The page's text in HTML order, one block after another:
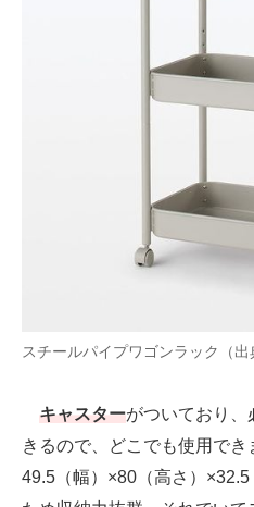
スチールパイプワゴンラック（出
キャスターがついており、
きるので、どこでも使用で
49.5（幅）×80（高さ）